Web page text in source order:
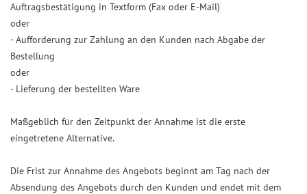
Auftragsbestätigung in Textform (Fax oder E-Mail)
oder
- Aufforderung zur Zahlung an den Kunden nach Abgabe der
Bestellung
oder
- Lieferung der bestellten Ware
Maßgeblich für den Zeitpunkt der Annahme ist die erste
eingetretene Alternative.
Die Frist zur Annahme des Angebots beginnt am Tag nach der
Absendung des Angebots durch den Kunden und endet mit dem